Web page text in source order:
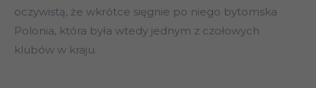
oczywistą, że wkrótce sięgnie po niego bytomska
Polonia, która była wtedy jednym z czołowych
klubów w kraju.